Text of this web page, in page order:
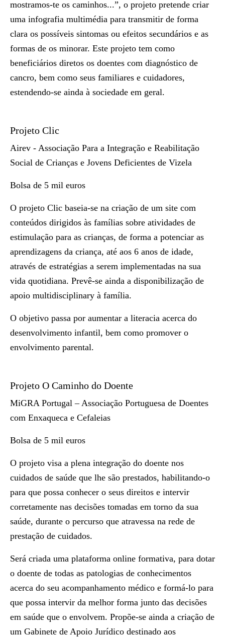
mostramos-te os caminhos...”, o projeto pretende criar
uma infografia multimédia para transmitir de forma
clara os possíveis sintomas ou efeitos secundários e as
formas de os minorar. Este projeto tem como
beneficiários diretos os doentes com diagnóstico de
cancro, bem como seus familiares e cuidadores,
estendendo-se ainda à sociedade em geral.
Projeto Clic
Airev - Associação Para a Integração e Reabilitação
Social de Crianças e Jovens Deficientes de Vizela
Bolsa de 5 mil euros
O projeto Clic baseia-se na criação de um site com
conteúdos dirigidos às famílias sobre atividades de
estimulação para as crianças, de forma a potenciar as
aprendizagens da criança, até aos 6 anos de idade,
através de estratégias a serem implementadas na sua
vida quotidiana. Prevê-se ainda a disponibilização de
apoio multidisciplinary à família.
O objetivo passa por aumentar a literacia acerca do
desenvolvimento infantil, bem como promover o
envolvimento parental.
Projeto O Caminho do Doente
MiGRA Portugal – Associação Portuguesa de Doentes
com Enxaqueca e Cefaleias
Bolsa de 5 mil euros
O projeto visa a plena integração do doente nos
cuidados de saúde que lhe são prestados, habilitando-o
para que possa conhecer o seus direitos e intervir
corretamente nas decisões tomadas em torno da sua
saúde, durante o percurso que atravessa na rede de
prestação de cuidados.
Será criada uma plataforma online formativa, para dotar
o doente de todas as patologias de conhecimentos
acerca do seu acompanhamento médico e formá-lo para
que possa intervir da melhor forma junto das decisões
em saúde que o envolvem. Propõe-se ainda a criação de
um Gabinete de Apoio Jurídico destinado aos